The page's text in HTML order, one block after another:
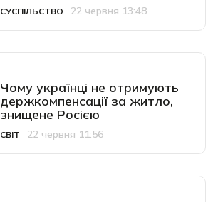
Категорія
СУСПІЛЬСТВО
Дата публікації22 червня 13:48
Чому українці не отримують
держкомпенсації за житло,
знищене Росією
Категорія
СВІТ
Дата публікації
22 червня 11:56